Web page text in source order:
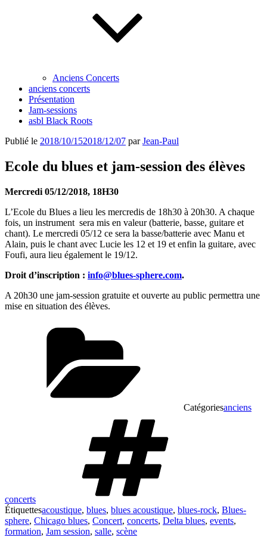
Anciens Concerts
anciens concerts
Présentation
Jam-sessions
asbl Black Roots
Publié le 2018/10/152018/12/07 parJean-Paul
Ecole du blues et jam-session des élèves
Mercredi 05/12/2018, 18H30
L’Ecole du Blues a lieu les mercredis de 18h30 à 20h30. A chaque
fois, un instrument sera mis en valeur (batterie, basse, guitare et
chant). Le mercredi 05/12 ce sera la basse/batterie avec Manu et
Alain, puis le chant avec Lucie les 12 et 19 et enfin la guitare, avec
Foufi, aura lieu également le 19/12.
Droit d’inscription : info@blues-sphere.com.
A 20h30 une jam-session gratuite et ouverte au public permettra une
mise en situation des élèves.
Catégoriesanciens
concerts
Étiquettesacoustique, blues, blues acoustique, blues-rock, Blues-
sphere, Chicago blues, Concert, concerts, Delta blues, events,
formation, Jam session, salle, scène